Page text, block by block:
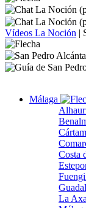
Vídeos La Noción |
Málaga
Costa
La